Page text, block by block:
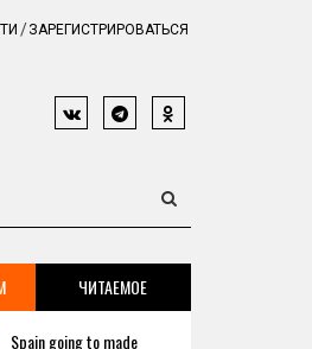
ЗАРЕГИСТРИРОВАТЬСЯ
ЧИТАЕМОЕ
Spain going to made